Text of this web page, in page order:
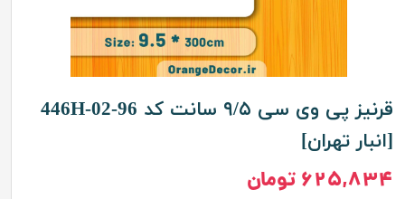
قرنیز پی وی سی ۹/۵ سانت کد 96-02-446H
[انبار تهران]
۶۲۵,۸۳۴ تومان